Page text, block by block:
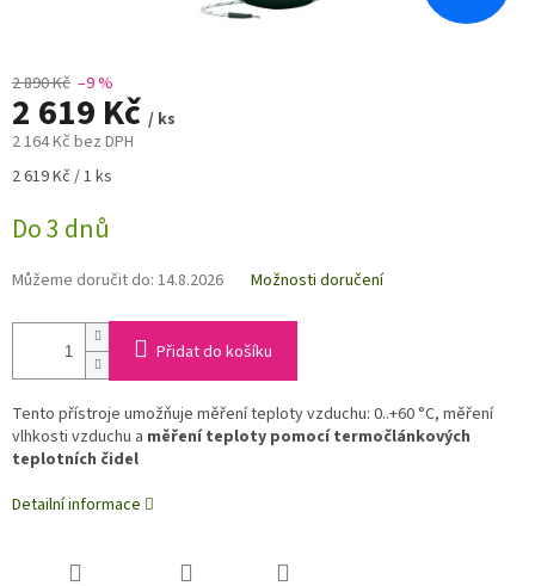
2 890 Kč –9 %
2 619 Kč / ks
2 164 Kč bez DPH
Měrná
2 619 Kč / 1 ks
Do 3 dnů
Můžeme doručit do: 14.8.2026 Možnosti doručení
Přidat do košíku
Tento přístroje umožňuje měření teploty vzduchu: 0..+60 °C, měření
vlhkosti vzduchu a měření teploty pomocí termočlánkových
teplotních čidel
Detailní informace